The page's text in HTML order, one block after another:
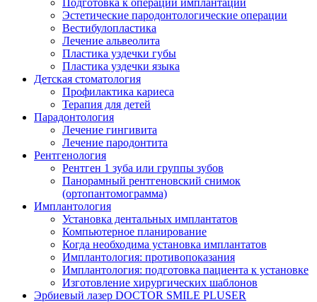
Эстетические пародонтологические операции
Вестибулопластика
Лечение альвеолита
Пластика уздечки губы
Пластика уздечки языка
Детская стоматология
Профилактика кариеса
Терапия для детей
Парадонтология
Лечение гингивита
Лечение пародонтита
Рентгенология
Рентген 1 зуба или группы зубов
Панорамный рентгеновский снимок
(ортопантомограмма)
Имплантология
Установка дентальных имплантатов
Компьютерное планирование
Когда необходима установка имплантатов
Имплантология: противопоказания
Имплантология: подготовка пациента к установке
Изготовление хирургических шаблонов
Эрбиевый лазер DOCTOR SMILE PLUSER